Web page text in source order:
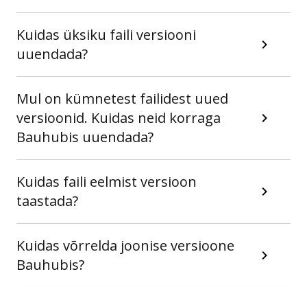
Kuidas üksiku faili versiooni
uuendada?
Mul on kümnetest failidest uued
versioonid. Kuidas neid korraga
Bauhubis uuendada?
Kuidas faili eelmist versioon
taastada?
Kuidas võrrelda joonise versioone
Bauhubis?